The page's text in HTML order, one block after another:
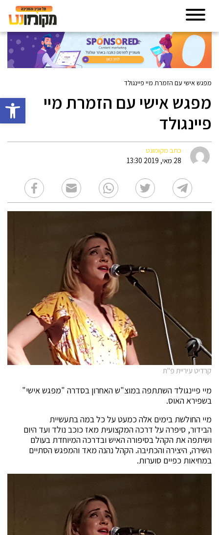
פתח
מפגש אישי עם הזמרת מיי פיינגולד
מפגש אישי עם הזמרת מיי
פיינגולד
כתב מקומונט
28 מאי, 2019 13:30
קרדיט עיריית פ"ת
מיי פיינגולד השתתפה במוצ"ש האחרון בסדרה "מפגש אישי"
בשפירא האוס.
מיי החולשת בימים אלה כמעט על כל במה בתעשיית
הבידור, סיפרה על דרכה המקצועית מאז כוכב נולד ועד היום
ושיתפה את הקהל בסיפורה האיש ובדרכה המיוחדת בעולם
השירה, היצירה והכתיבה. הקהל נהנה מאד והמפגש הסתיים
במחיאות כפיים סוערות.